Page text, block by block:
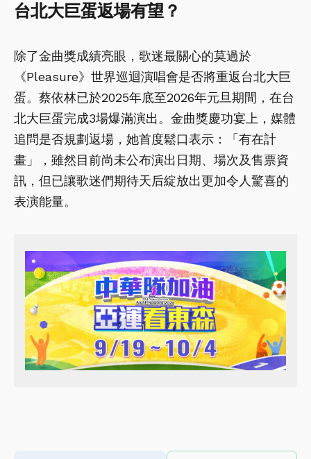
台北大巨蛋返場有望？
除了金曲獎成績亮眼，歌迷最關心的莫過於
《Pleasure》世界巡迴演唱會是否將重返台北大巨
蛋。蔡依林已於2025年底至2026年元旦期間，在台
北大巨蛋完成3場爆滿演出。金曲獎慶功宴上，媒體
追問是否規劃返場，她首度鬆口表示：「有在計
畫」，雖然目前尚未公布演出日期、場次及售票資
訊，但已讓歌迷們期待天后綻放出更加令人驚喜的
表演能量。